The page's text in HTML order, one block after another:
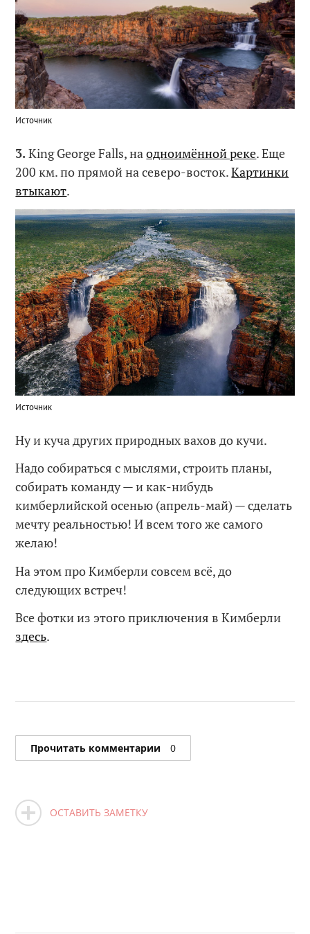
Источник
3.King George Falls, наодноимённой реке. Еще
200 км. по прямой на северо-восток.Картинки
втыкают.
Источник
Ну и куча других природных вахов до кучи.
Надо собираться с мыслями, строить планы,
собирать команду — и как-нибудь
кимберлийской осенью (апрель-май) — сделать
мечту реальностью! И всем того же самого
желаю!
На этом про Кимберли совсем всё, до
следующих встреч!
Все фотки из этого приключения в Кимберли
здесь.
Прочитать комментарии 0
ОСТАВИТЬ ЗАМЕТКУ